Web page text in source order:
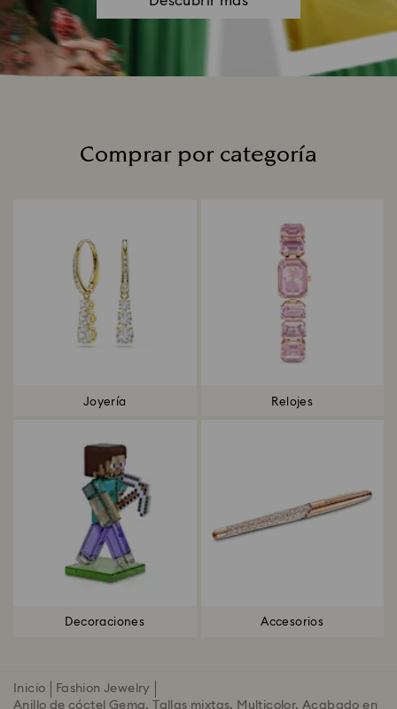
Comprar por categoría
Joyería Relojes
Decoraciones Accesorios
Inicio
Fashion Jewelry
Anillo de cóctel Gema, Tallas mixtas, Multicolor, Acabado en